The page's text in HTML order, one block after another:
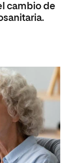
cambio de